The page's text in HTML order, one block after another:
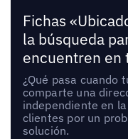
Fichas
la búsqueda
encuentren en
¿Qué pasa cuando
comparte una
independiente en
clientes por un
solución.